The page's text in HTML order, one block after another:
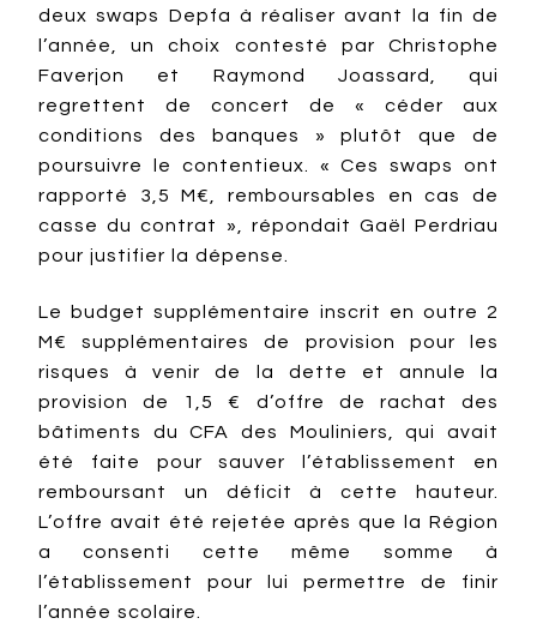
deux swaps Depfa à réaliser avant la fin de
l’année, un choix contesté par Christophe
Faverjon et Raymond Joassard, qui
regrettent de concert de « céder aux
conditions des banques » plutôt que de
poursuivre le contentieux. « Ces swaps ont
rapporté 3,5 M€, remboursables en cas de
casse du contrat », répondait Gaël Perdriau
pour justifier la dépense.
Le budget supplémentaire inscrit en outre 2
M€ supplémentaires de provision pour les
risques à venir de la dette et annule la
provision de 1,5 € d’offre de rachat des
bâtiments du CFA des Mouliniers, qui avait
été faite pour sauver l’établissement en
remboursant un déficit à cette hauteur.
L’offre avait été rejetée après que la Région
a consenti cette même somme à
l’établissement pour lui permettre de finir
l’année scolaire.